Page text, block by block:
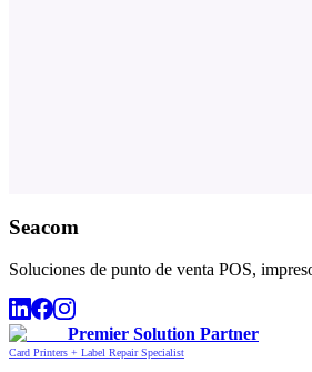
Seacom
Soluciones de punto de venta POS,
Premier Solution Partner
Card Printers + Label Repair Specialist